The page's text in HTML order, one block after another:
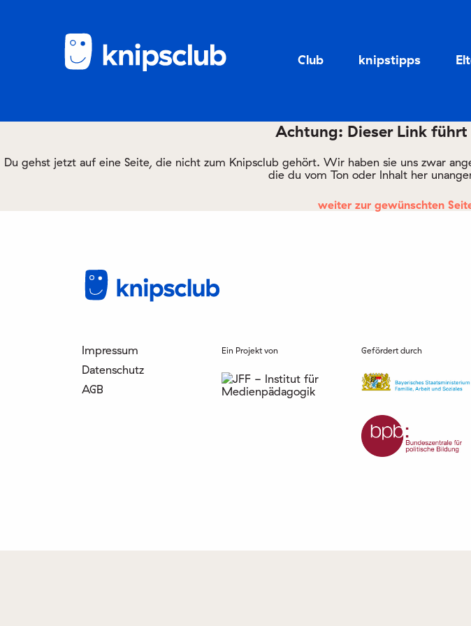
Club knipstipps
Achtung: Dieser Link führt
Du gehst jetzt auf eine Seite, die nicht zum Knipsclub gehört. Wir haben sie uns zwar
die du vom Ton oder Inhalt her
weiter zur gewünschten
Impressum
Datenschutz
AGB
Ein Projekt von Gefördert durch